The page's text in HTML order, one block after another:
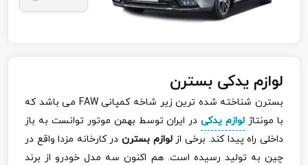
لوازم یدکی بسترن
بسترن شناخته شده ترین زیر شاخه کمپانیFAW می باشد که
با مونتاژ لوازم یدکیدر ایران توسط بهمن موتور توانست به باز
داخلی راه پیدا کند. برخی ازلوازم بسترن در کارخانه مزدا واقع در
چین به تولید رسیده است. هم اکنون سه مدل خودرو از برند